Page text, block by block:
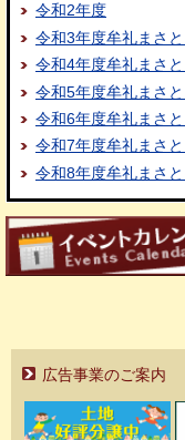
令和2年度
令和3年度牟礼まさ
令和4年度牟礼まさ
令和5年度牟礼まさ
令和6年度牟礼まさ
令和7年度牟礼まさ
令和8年度牟礼まさ
広告事業のご案内